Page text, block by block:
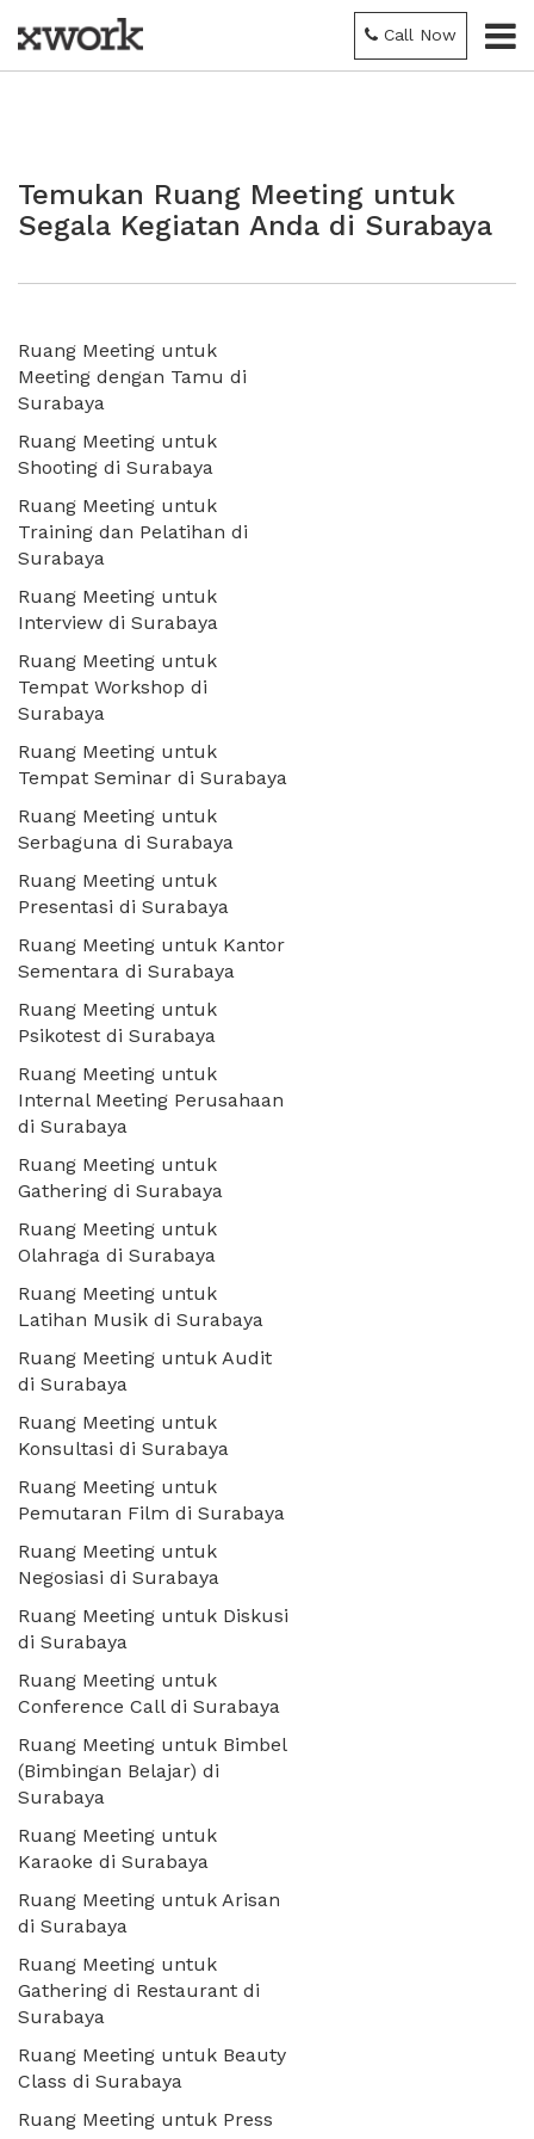
Call Now
Temukan Ruang Meeting untuk
Segala Kegiatan Anda di Surabaya
Ruang Meeting untuk
Meeting dengan Tamu di
Surabaya
Ruang Meeting untuk
Shooting di Surabaya
Ruang Meeting untuk
Training dan Pelatihan di
Surabaya
Ruang Meeting untuk
Interview di Surabaya
Ruang Meeting untuk
Tempat Workshop di
Surabaya
Ruang Meeting untuk
Tempat Seminar di Surabaya
Ruang Meeting untuk
Serbaguna di Surabaya
Ruang Meeting untuk
Presentasi di Surabaya
Ruang Meeting untuk Kantor
Sementara di Surabaya
Ruang Meeting untuk
Psikotest di Surabaya
Ruang Meeting untuk
Internal Meeting Perusahaan
di Surabaya
Ruang Meeting untuk
Gathering di Surabaya
Ruang Meeting untuk
Olahraga di Surabaya
Ruang Meeting untuk
Latihan Musik di Surabaya
Ruang Meeting untuk Audit
di Surabaya
Ruang Meeting untuk
Konsultasi di Surabaya
Ruang Meeting untuk
Pemutaran Film di Surabaya
Ruang Meeting untuk
Negosiasi di Surabaya
Ruang Meeting untuk Diskusi
di Surabaya
Ruang Meeting untuk
Conference Call di Surabaya
Ruang Meeting untuk Bimbel
(Bimbingan Belajar) di
Surabaya
Ruang Meeting untuk
Karaoke di Surabaya
Ruang Meeting untuk Arisan
di Surabaya
Ruang Meeting untuk
Gathering di Restaurant di
Surabaya
Ruang Meeting untuk Beauty
Class di Surabaya
Ruang Meeting untuk Press